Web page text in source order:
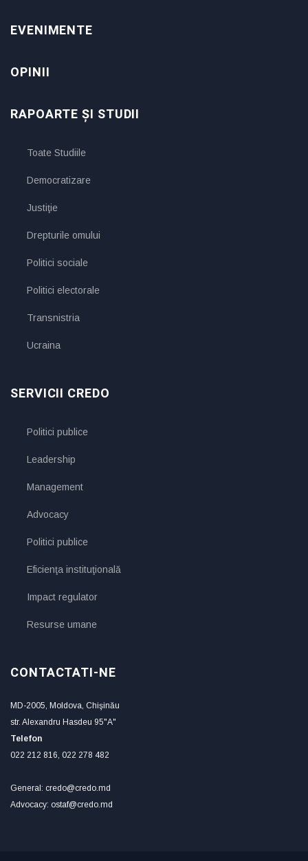
EVENIMENTE
OPINII
RAPOARTE ȘI STUDII
Toate Studiile
Democratizare
Justiţie
Drepturile omului
Politici sociale
Politici electorale
Transnistria
Ucraina
SERVICII CREDO
Politici publice
Leadership
Management
Advocacy
Politici publice
Eficienţa instituţională
Impact regulator
Resurse umane
CONTACTATI-NE
MD-2005, Moldova, Chişinău
str. Alexandru Hasdeu 95"A"
Telefon
022 212 816, 022 278 482
General: credo@credo.md
Advocacy: ostaf@credo.md